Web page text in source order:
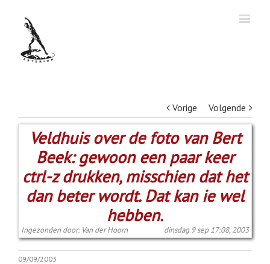
Vorige Volgende
Veldhuis over de foto van Bert
Beek: gewoon een paar keer
ctrl-z drukken, misschien dat het
dan beter wordt. Dat kan ie wel
hebben.
Ingezonden door: Van der Hoorn dinsdag 9 sep 17:08, 2003
09/09/2003